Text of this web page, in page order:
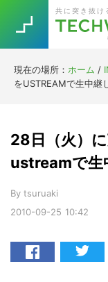
primary
navigation
main
content
primary
sidebar
footer
共に突き抜け
現在の場所： ホーム /
をUSTREAMで生中継
2010-09-25 10:42
28日（火）
ustreamで生
By tsuruaki
TOPICS
RE:LIFE
Re:Work
[Startup]
[Voice Edition]
Trend 今話題
5G